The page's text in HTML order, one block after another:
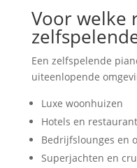
Voor welke
Een zelfspelende
uiteenlopende
Luxe woonhuizen
Hotels en
Bedrijfslounges en
Superjachten en